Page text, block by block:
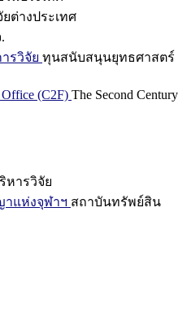
ต่างประเทศ
รวิจัย ทุนสนับสนุนยุทธศาสตร์
Office (C2F) The Second Century
หารวิจัย
แห่งจุฬาฯ สถาบันทรัพย์สิน